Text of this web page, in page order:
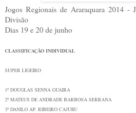
Jogos Regionais de Araraquara 2014 -
Divisão
Dias 19 e 20 de junho
CLASSIFICAÇÃO INDIVIDUAL
SUPER LIGEIRO
1º DOUGLAS SENNA GUAIRA
2º MATEUS DE ANDRADE BARBOSA SERRANA
3º DANILO AP. RIBEIRO CAJURU